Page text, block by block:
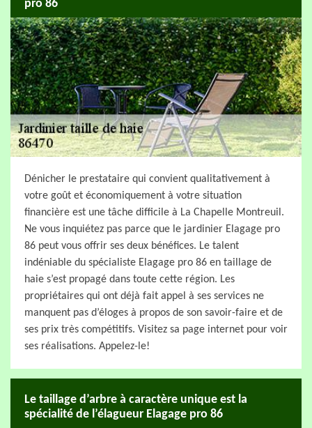
pro 86
Dénicher le prestataire qui convient qualitativement à
votre goût et économiquement à votre situation
financière est une tâche difficile à La Chapelle Montreuil.
Ne vous inquiétez pas parce que le jardinier Elagage pro
86 peut vous offrir ses deux bénéfices. Le talent
indéniable du spécialiste Elagage pro 86 en taillage de
haie s’est propagé dans toute cette région. Les
propriétaires qui ont déjà fait appel à ses services ne
manquent pas d’éloges à propos de son savoir-faire et de
ses prix très compétitifs. Visitez sa page internet pour voir
ses réalisations. Appelez-le!
Le taillage d’arbre à caractère unique est la
spécialité de l’élagueur Elagage pro 86